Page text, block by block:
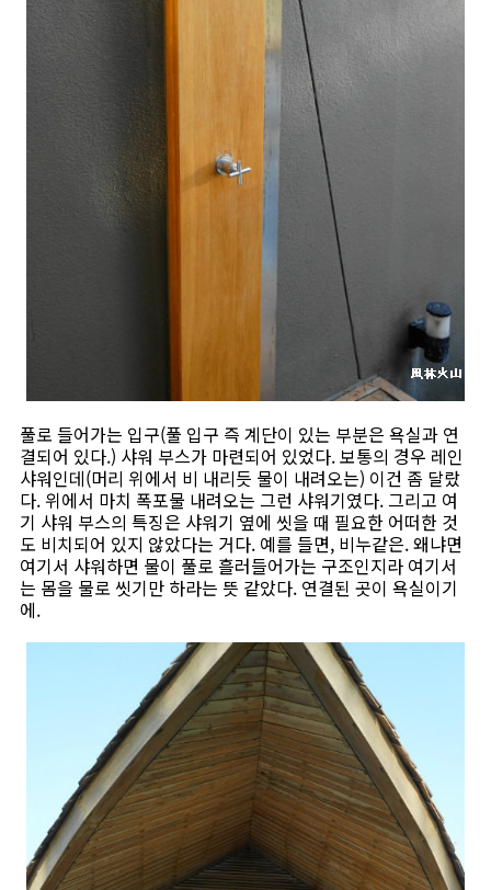
풀로 들어가는 입구(풀 입구 즉 계단이 있는 부분은 욕실과 연
결되어 있다.) 샤워 부스가 마련되어 있었다. 보통의 경우 레인
샤워인데(머리 위에서 비 내리듯 물이 내려오는) 이건 좀 달랐
다. 위에서 마치 폭포물 내려오는 그런 샤워기였다. 그리고 여
기 샤워 부스의 특징은 샤워기 옆에 씻을 때 필요한 어떠한 것
도 비치되어 있지 않았다는 거다. 예를 들면, 비누같은. 왜냐면
여기서 샤워하면 물이 풀로 흘러들어가는 구조인지라 여기서
는 몸을 물로 씻기만 하라는 뜻 같았다. 연결된 곳이 욕실이기
에.